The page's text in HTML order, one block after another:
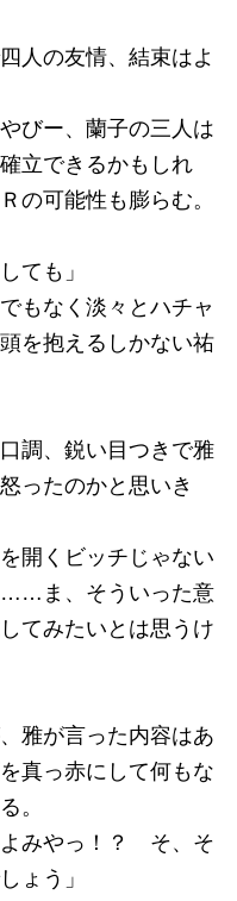
人の友情、結束はよ
びー、蘭子の三人は
立できるかもしれ
の可能性も膨らむ。
ても」
もなく淡々とハチャ
を抱えるしかない祐
調、鋭い目つきで雅
ったのかと思いき
開くビッチじゃない
……ま、そういった意
てみたいとは思うけ
雅が言った内容はあ
真っ赤にして何もな
。
よみやっ！？ そ、そ
ょう」